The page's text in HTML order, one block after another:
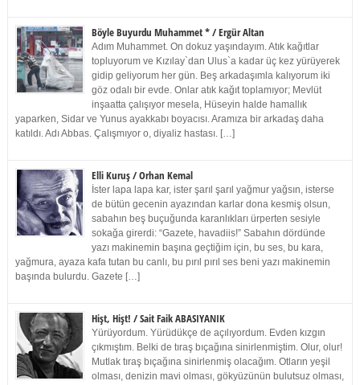
Böyle Buyurdu Muhammet * / Ergür Altan
Adım Muhammet. On dokuz yaşındayım. Atık kağıtlar
topluyorum ve Kızılay`dan Ulus`a kadar üç kez yürüyerek
gidip geliyorum her gün. Beş arkadaşımla kalıyorum iki
göz odalı bir evde. Onlar atık kağıt toplamıyor; Mevlüt
inşaatta çalışıyor mesela, Hüseyin halde hamallık
yaparken, Sidar ve Yunus ayakkabı boyacısı. Aramıza bir arkadaş daha
katıldı. Adı Abbas. Çalışmıyor o, diyaliz hastası. […]
Elli Kuruş / Orhan Kemal
İster lapa lapa kar, ister şarıl şarıl yağmur yağsın, isterse
de bütün gecenin ayazından karlar dona kesmiş olsun,
sabahın beş buçuğunda karanlıkları ürperten sesiyle
sokağa girerdi: “Gazete, havadiis!” Sabahın dördünde
yazı makinemin başına geçtiğim için, bu ses, bu kara,
yağmura, ayaza kafa tutan bu canlı, bu pırıl pırıl ses beni yazı makinemin
başında bulurdu. Gazete […]
Hişt, Hişt! / Sait Faik ABASIYANIK
Yürüyordum. Yürüdükçe de açılıyordum. Evden kızgın
çıkmıştım. Belki de tıraş bıçağına sinirlenmiştim. Olur, olur!
Mutlak tıraş bıçağına sinirlenmiş olacağım. Otların yeşil
olması, denizin mavi olması, gökyüzünün bulutsuz olması,